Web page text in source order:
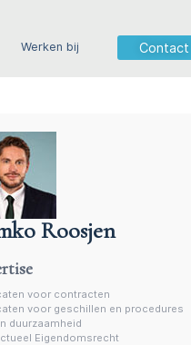
Werken bij Contact
Roosjen
contractenrecht
voor contracten
voor geschillen en procedures
duurzaamheid
Eigendomsrecht